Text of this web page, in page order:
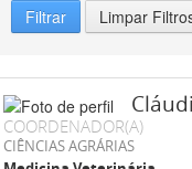
Filtrar Limpar
COORDENADOR(A)
CIÊNCIAS AGRÁRIAS